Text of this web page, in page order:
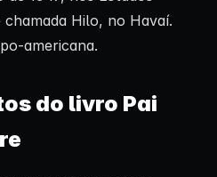
chamada Hilo, no Havaí.
americana.
do livro Pai